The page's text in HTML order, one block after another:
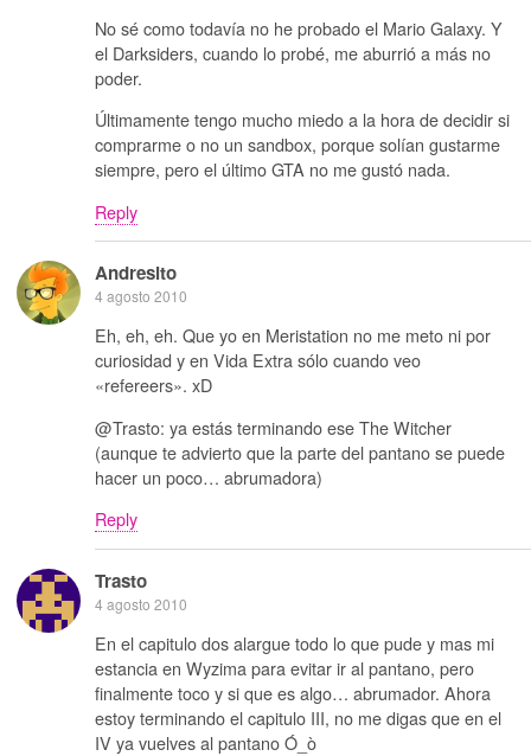
No sé como todavía no he probado el Mario Galaxy. Y
el Darksiders, cuando lo probé, me aburrió a más no
poder.
Últimamente tengo mucho miedo a la hora de decidir si
comprarme o no un sandbox, porque solían gustarme
siempre, pero el último GTA no me gustó nada.
Reply
Andresito
4 agosto 2010
Eh, eh, eh. Que yo en Meristation no me meto ni por
curiosidad y en Vida Extra sólo cuando veo
«refereers». xD
@Trasto: ya estás terminando ese The Witcher
(aunque te advierto que la parte del pantano se puede
hacer un poco… abrumadora)
Reply
Trasto
4 agosto 2010
En el capitulo dos alargue todo lo que pude y mas mi
estancia en Wyzima para evitar ir al pantano, pero
finalmente toco y si que es algo… abrumador. Ahora
estoy terminando el capitulo III, no me digas que en el
IV ya vuelves al pantano Ó_ò